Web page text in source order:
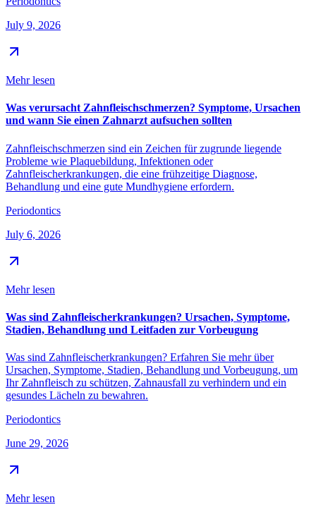
July 9, 2026
Mehr lesen
Was verursacht Zahnfleischschmerzen? Symptome, Ursachen
und wann Sie einen Zahnarzt aufsuchen sollten
Zahnfleischschmerzen sind ein Zeichen für zugrunde liegende
Probleme wie Plaquebildung, Infektionen oder
Zahnfleischerkrankungen, die eine frühzeitige Diagnose,
Behandlung und eine gute Mundhygiene erfordern.
Periodontics
July 6, 2026
Mehr lesen
Was sind Zahnfleischerkrankungen? Ursachen, Symptome,
Stadien, Behandlung und Leitfaden zur Vorbeugung
Was sind Zahnfleischerkrankungen? Erfahren Sie mehr über
Ursachen, Symptome, Stadien, Behandlung und Vorbeugung, um
Ihr Zahnfleisch zu schützen, Zahnausfall zu verhindern und ein
gesundes Lächeln zu bewahren.
Periodontics
June 29, 2026
Mehr lesen